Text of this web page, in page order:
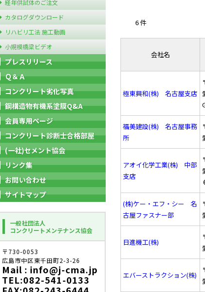
6 件
会社名
極東興和(株) 名古屋支店
福美建設(株) 名古屋事務
所
アオイ化学工業(株) 中部
支店
(株)ケー・エフ・シー 名
古屋ファスナー部
日進機工(株)
エバーストラクション(株)
経年供試体のご注文
カタログダウンロード
リハビリ工法 施工動画
小規模橋梁ビデオ
プレスリリース
Ｑ＆Ａ
コンクリート劣化写真
鋼構造物有機系塗膜Q&A
会員専用ページ
コンクリート診断士合格部屋
(一社)セメント協会
リンク集
お問い合わせ
サイトマップ
一般社団法人
コンクリートメンテナンス協会
〒730-0053
広島市中区東千田町2-3-26
Mail : info@j-cma.jp
TEL:082-541-0133